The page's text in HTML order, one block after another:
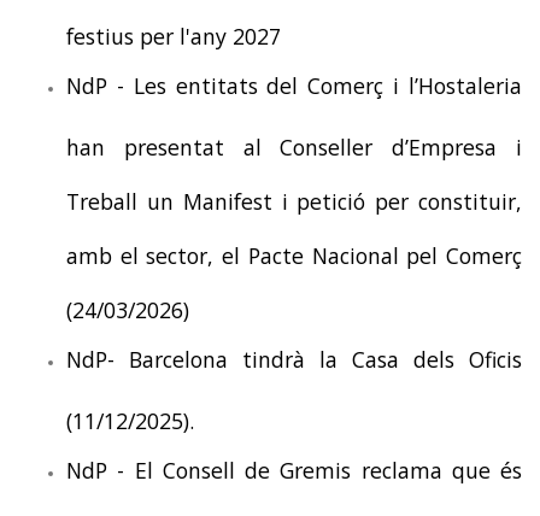
festius per l'any 2027
NdP - Les entitats del Comerç i l’Hostaleria
han presentat al Conseller d’Empresa i
Treball un Manifest i petició per constituir,
amb el sector, el Pacte Nacional pel Comerç
(24/03/2026)
NdP- Barcelona tindrà la Casa dels Oficis
(11/12/2025).
NdP - El Consell de Gremis reclama que és